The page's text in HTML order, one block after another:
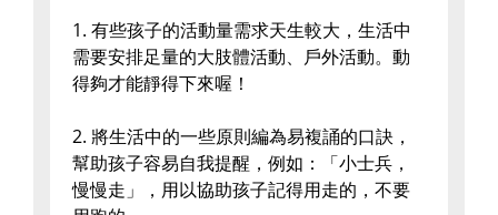
1. 有些孩子的活動量需求天生較大，生活中
需要安排足量的大肢體活動、戶外活動。動
得夠才能靜得下來喔！
2. 將生活中的一些原則編為易複誦的口訣，
幫助孩子容易自我提醒，例如：「小士兵，
慢慢走」，用以協助孩子記得用走的，不要